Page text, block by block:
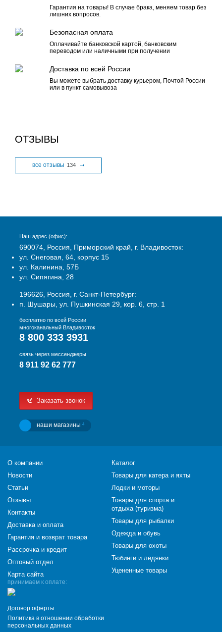
Гарантия на товары! В случае брака, меняем товар без
лишних вопросов.
Безопасная оплата
Оплачивайте банковской картой, банковским
переводом или наличными при получении
Доставка по всей России
Вы можете выбрать доставку курьером, Почтой России
или в пункт самовывоза
ОТЗЫВЫ
все отзывы 134
Наш адрес (офис):
690074, Россия, Приморский край, г. Владивосток:
ул. Снеговая, 64, корпус 15
ул. Калинина, 57Б
ул. Сипягина, 28
196626, Россия, г. Санкт-Петербург:
п. Шушары, ул. Пушкинская 29, кор. 6, стр. 1
бесплатно по всей России
многоканальный Владивосток
8 800 333 3931
связь через мессенджеры
8 911 92 62 777
Заказать звонок
наши магазины 4
принимаем к оплате:
Договор оферты
Политика в отношении обработки
персональных данных
О компании
Новости
Статьи
Отзывы
Контакты
Доставка и оплата
Гарантия и возврат товара
Рассрочка и кредит
Оптовый отдел
Карта сайта
Каталог
Товары для катера и яхты
Лодки и моторы
Товары для спорта и
отдыха (туризма)
Товары для рыбалки
Одежда и обувь
Товары для охоты
Тюбинги и ледянки
Уцененные товары